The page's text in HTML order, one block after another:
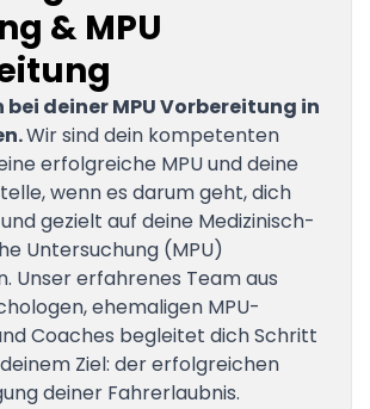
& MPU
deiner MPU Vorbereitung in
Wir sind dein kompetenten
erfolgreiche MPU und deine
wenn es darum geht, dich
gezielt auf deine Medizinisch-
Untersuchung (MPU)
Unser erfahrenes Team aus
ehemaligen MPU-
Coaches begleitet dich Schritt
Ziel: der erfolgreichen
deiner Fahrerlaubnis.